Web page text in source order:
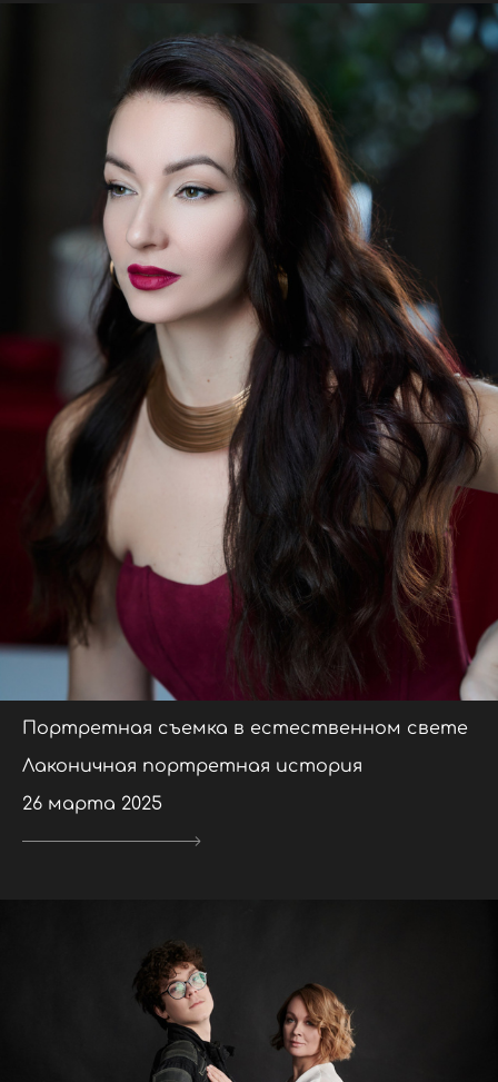
Портретная съемка в естественном свете
Лаконичная портретная история
26 марта 2025